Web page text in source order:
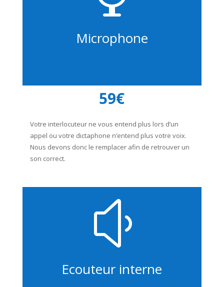
Microphone
59€
Votre interlocuteur ne vous entend plus lors d’un
appel ou votre dictaphone n’entend plus votre voix.
Nous devons donc le remplacer afin de retrouver un
son correct.
y
Ecouteur interne